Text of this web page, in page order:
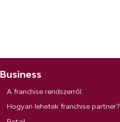
Business
A franchise rendszerről
Hogyan lehetek franchise partner?